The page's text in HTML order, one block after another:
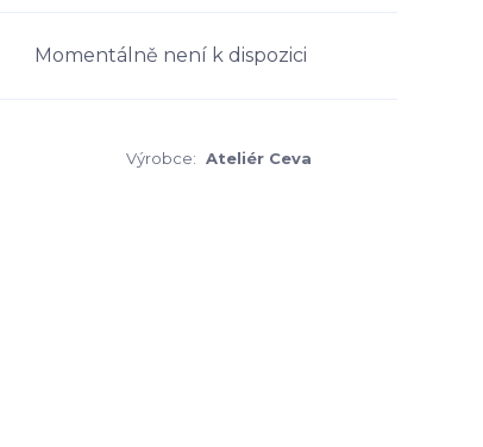
Momentálně není k dispozici
Výrobce: Ateliér Ceva